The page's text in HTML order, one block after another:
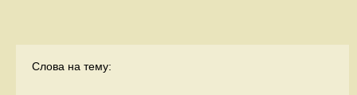
Слова на тему: